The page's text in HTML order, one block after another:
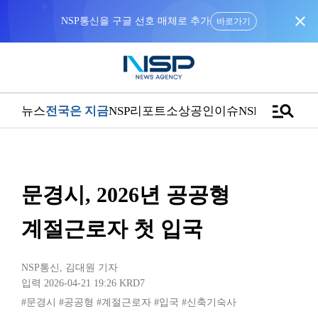
NSP통신을 구글 선호 매체로 추가 바로가기 close
뉴스전국은 지금NSP리포트소상공인이슈NSPTVmanage_search
문경시, 2026년 공공형
계절근로자 첫 입국
NSP통신 , 김대원 기자
입력 2026-04-21 19:26 KRD7
#문경시
#공공형 #계절근로자 #입국 #신축기숙사